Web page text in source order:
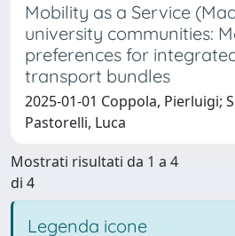
Mobility as a Service
university communities:
preferences for
transport bundles
2025-01-01 Coppola, Pierluigi;
Pastorelli, Luca
Mostrati risultati da 1 a 4
di 4
Legenda icone